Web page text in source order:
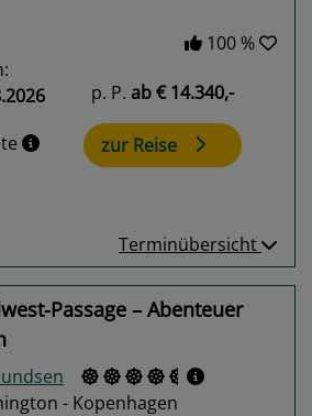
100 %
p. P. ab€ 14.340,-
zur Reise
Terminübersicht
Passage – Abenteuer
- Kopenhagen